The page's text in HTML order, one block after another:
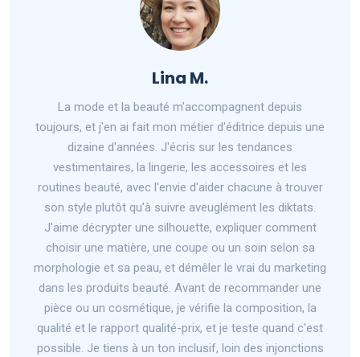
Lina M.
La mode et la beauté m'accompagnent depuis
toujours, et j'en ai fait mon métier d'éditrice depuis une
dizaine d'années. J'écris sur les tendances
vestimentaires, la lingerie, les accessoires et les
routines beauté, avec l'envie d'aider chacune à trouver
son style plutôt qu'à suivre aveuglément les diktats.
J'aime décrypter une silhouette, expliquer comment
choisir une matière, une coupe ou un soin selon sa
morphologie et sa peau, et démêler le vrai du marketing
dans les produits beauté. Avant de recommander une
pièce ou un cosmétique, je vérifie la composition, la
qualité et le rapport qualité-prix, et je teste quand c'est
possible. Je tiens à un ton inclusif, loin des injonctions